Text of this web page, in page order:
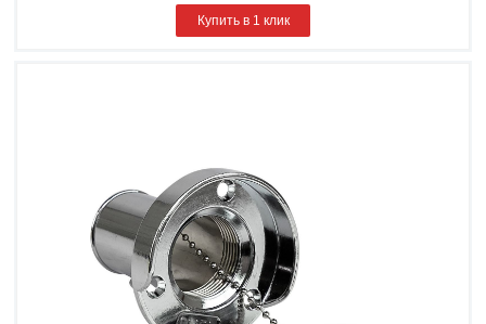
Купить в 1 клик